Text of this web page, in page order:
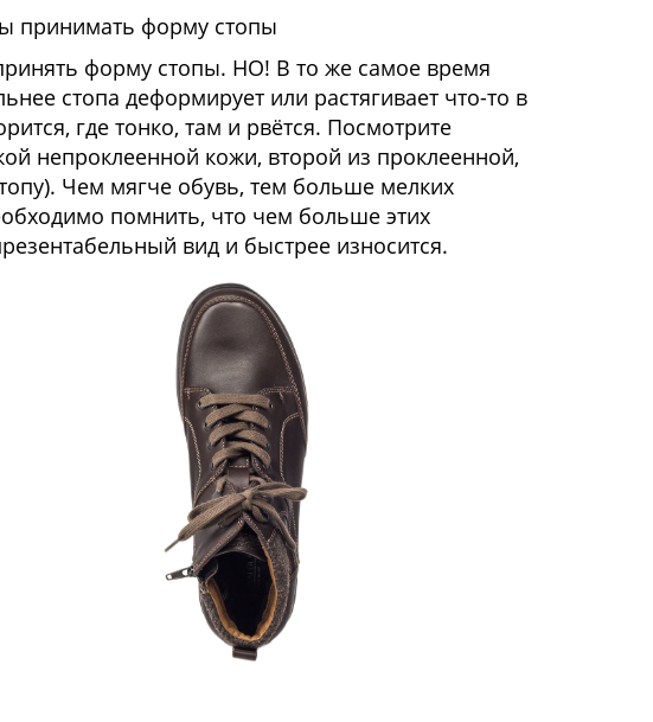
принимать форму стопы
форму стопы. НО! В то же самое время
стопа деформирует или растягивает что-то в
где тонко, там и рвётся. Посмотрите
непроклеенной кожи, второй из проклеенной,
Чем мягче обувь, тем больше мелких
помнить, что чем больше этих
вид и быстрее износится.